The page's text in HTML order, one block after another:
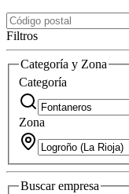
Filtros
Categoría y Zona
Categoría
Zona
Buscarempresa